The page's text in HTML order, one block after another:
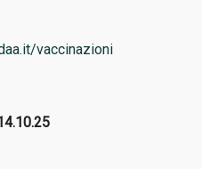
vaccinazioni